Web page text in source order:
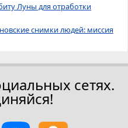
Луны для отработки
снимки людей: миссия
сетях.